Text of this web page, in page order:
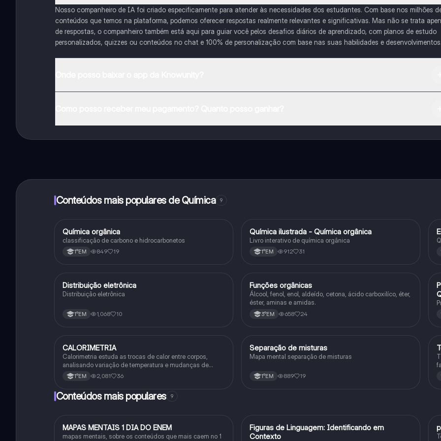
Nosso companheiro de IA foi criado especificamente para atender às necessidades dos estudantes. Com base nos milhões
conteúdos que temos na plataforma, podemos oferecer respostas realmente relevantes e significativas. Mas não se trata
de respostas, o companheiro também está aqui para guiar você pelos desafios diários de aprendizado, com planos de estudo
personalizados, quizzes ou conteúdos no chat e 100% de personalização com base nas suas habilidades e desenvolvimentos.
funcionalidades da aplicação, pode adquirir o Knowunity Pro.
Conteúdos mais populares de Química 9
Química
Química orgânica
classificação de carbono e hidrocarbonetos
1°EM 849 19
Química
Química ilustrada - Química orgânica
Livro interativo de química orgânica
1°EM 912 31
Química
Distribuição eletrônica
Distribuição eletrônica
1°EM 1,068 10
Química
Funções orgânicas
Álcool, fenol, enol, aldeído, cetona, ácido carboxilíco, éter,
éster, aminas e amidas.
3°EM 658 24
Química
CALORIMETRIA
Calorimetria estuda as trocas de calor entre corpos,
analisando variação de temperatura e mudanças de
estado físico. Usa conceitos como calor sensível, latente
e capacidade térmica.
1°EM 2,081 36
Química
Separação de misturas
Mapa mental separação de misturas
1°EM 889 19
Conteúdos mais populares 9
Português
MAPAS MENTAIS 1 DIA DO ENEM
mapas mentais, sobre os conteúdos que mais caem no 1
FPortuguês
Figuras de Linguagem: Identificando em
Contexto